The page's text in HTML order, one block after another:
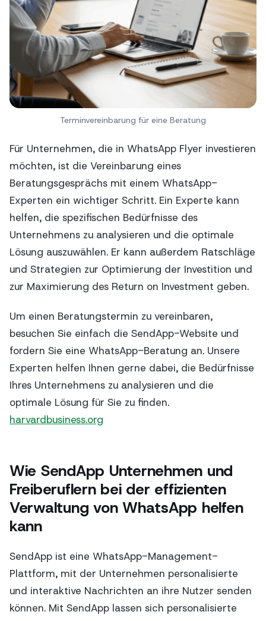
Terminvereinbarung für eine Beratung
Für Unternehmen, die in WhatsApp Flyer investieren
möchten, ist die Vereinbarung eines
Beratungsgesprächs mit einem WhatsApp-
Experten ein wichtiger Schritt. Ein Experte kann
helfen, die spezifischen Bedürfnisse des
Unternehmens zu analysieren und die optimale
Lösung auszuwählen. Er kann außerdem Ratschläge
und Strategien zur Optimierung der Investition und
zur Maximierung des Return on Investment geben.
Um einen Beratungstermin zu vereinbaren,
besuchen Sie einfach die SendApp-Website und
fordern Sie eine WhatsApp-Beratung an. Unsere
Experten helfen Ihnen gerne dabei, die Bedürfnisse
Ihres Unternehmens zu analysieren und die
optimale Lösung für Sie zu finden.
harvardbusiness.org
Wie SendApp Unternehmen und
Freiberuflern bei der effizienten
Verwaltung von WhatsApp helfen
kann
SendApp ist eine WhatsApp-Management-
Plattform, mit der Unternehmen personalisierte
und interaktive Nachrichten an ihre Nutzer senden
können. Mit SendApp lassen sich personalisierte